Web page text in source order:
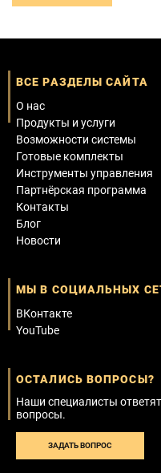
ВСЕ РАЗДЕЛЫ САЙТА
О нас
Продукты и услуги
Возможности системы
Готовые комплекты
Инструменты управления
Партнёрская программа
Контакты
Блог
Новости
МЫ В СОЦИАЛЬНЫХ
ВКонтакте
YouTube
ОСТАЛИСЬ ВОПРОСЫ?
Наши специалисты
вопросы.
ЗАДАТЬ ВОПРОС